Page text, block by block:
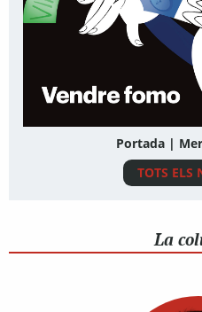
Portada |
TOTS ELS
La